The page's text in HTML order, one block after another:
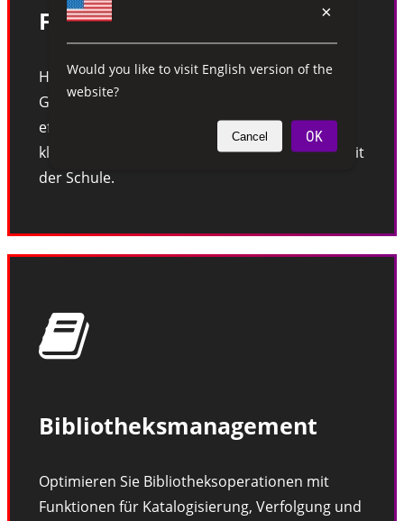
Finanzmanagement
Handhaben Sie finanzielle Transaktionen,
Gebühreneinzahlungen und Budgetierung
effizient und bieten Sie Administratoren einen
klaren Überblick über die finanzielle Gesundheit
der Schule.
Bibliotheksmanagement
Optimieren Sie Bibliotheksoperationen mit
Funktionen für Katalogisierung, Verfolgung und
×
Would you like to visit English version of the
website?
Cancel OK